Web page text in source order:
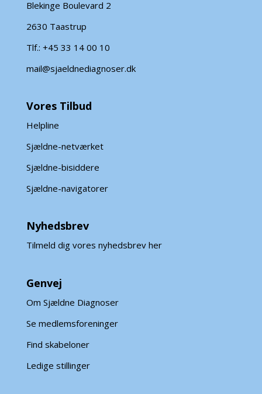
Blekinge Boulevard 2
2630 Taastrup
Tlf.: +45 33 14 00 10
mail@sjaeldnediagnoser.dk
Vores Tilbud
Helpline
Sjældne-netværket
Sjældne-bisiddere
Sjældne-navigatorer
Nyhedsbrev
Tilmeld dig vores nyhedsbrev her
Genvej
Om Sjældne Diagnoser
Se medlemsforeninger
Find skabeloner
Ledige stillinger